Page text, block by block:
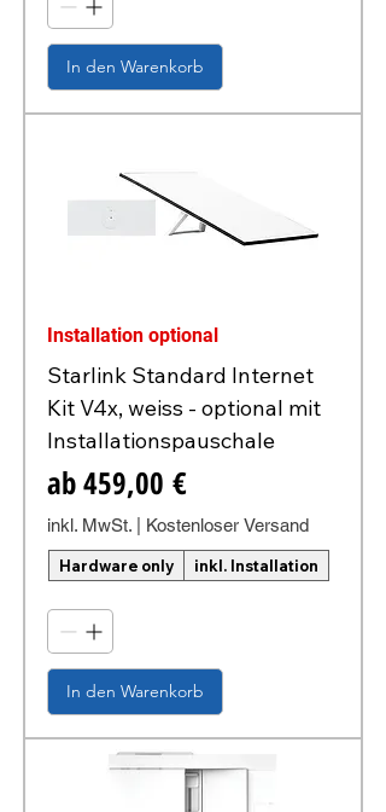
In den Warenkorb
Installation optional
Starlink Standard Internet
Kit V4x, weiss - optional mit
Installationspauschale
ab459,00 €
Sale-Preis
inkl. MwSt. Kostenloser Versand
Hardware only inkl. Installation
In den Warenkorb